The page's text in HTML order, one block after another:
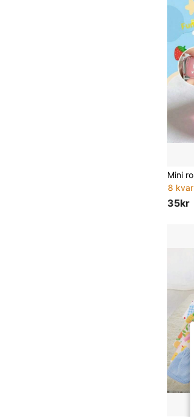
8 kvar
35kr